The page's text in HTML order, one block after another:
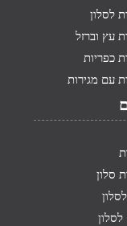
לסלון
עץ וברזל
כפריות
עם מגירות
סלון
לסלון